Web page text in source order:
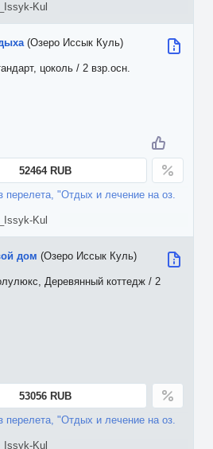
Kul
(Озеро Иссык Куль)
цоколь / 2 взр.осн.
52464 RUB
перелета, "Отдых и лечение на оз.
Kul
дом (Озеро Иссык Куль)
Деревянный коттедж / 2
53056 RUB
перелета, "Отдых и лечение на оз.
Kul